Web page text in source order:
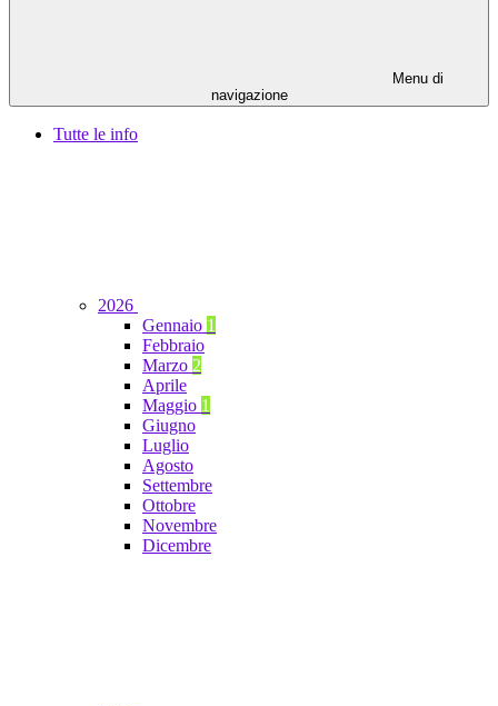
Menu di
navigazione
Tutte le info
2026
Gennaio 1
Febbraio
Marzo 2
Aprile
Maggio 1
Giugno
Luglio
Agosto
Settembre
Ottobre
Novembre
Dicembre